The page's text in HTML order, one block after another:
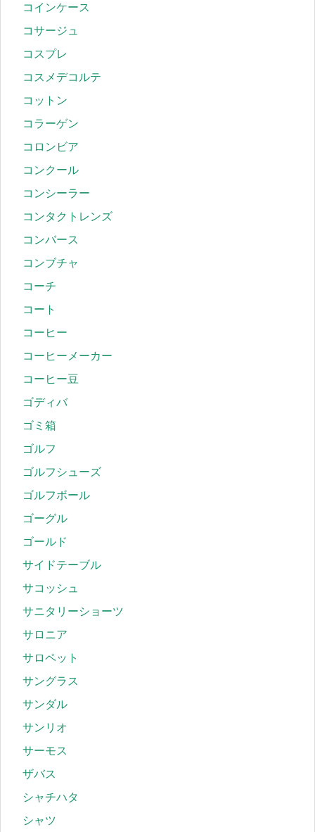
コインケース
コサージュ
コスプレ
コスメデコルテ
コットン
コラーゲン
コロンビア
コンクール
コンシーラー
コンタクトレンズ
コンバース
コンブチャ
コーチ
コート
コーヒー
コーヒーメーカー
コーヒー豆
ゴディバ
ゴミ箱
ゴルフ
ゴルフシューズ
ゴルフボール
ゴーグル
ゴールド
サイドテーブル
サコッシュ
サニタリーショーツ
サロニア
サロペット
サングラス
サンダル
サンリオ
サーモス
ザバス
シャチハタ
シャツ